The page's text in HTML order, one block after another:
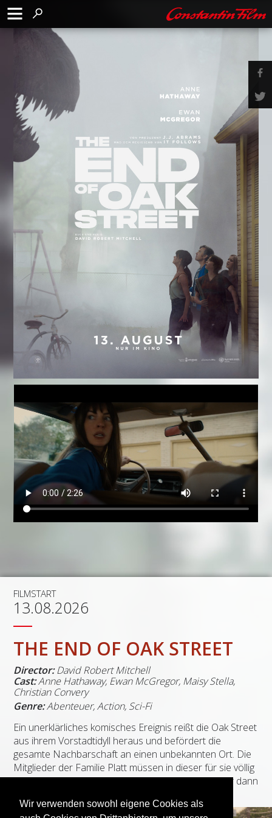
Wir verwenden sowohl eigene Cookies als
FILMSTART
13.08.2026
THE END OF OAK STREET
Director: David Robert Mitchell
Cast:Anne Hathaway, Ewan McGregor, Maisy Stella,
Christian Convery
Genre:Abenteuer, Action, Sci-Fi
Ein unerklärliches komisches Ereignis reißt die Oak Street
aus ihrem Vorstadtidyll heraus und befördert die
gesamte Nachbarschaft an einen unbekannten Ort. Die
Mitglieder der Familie Platt müssen in dieser für sie völlig
fremden Umgebung schnell feststellen, dass sie nur dann